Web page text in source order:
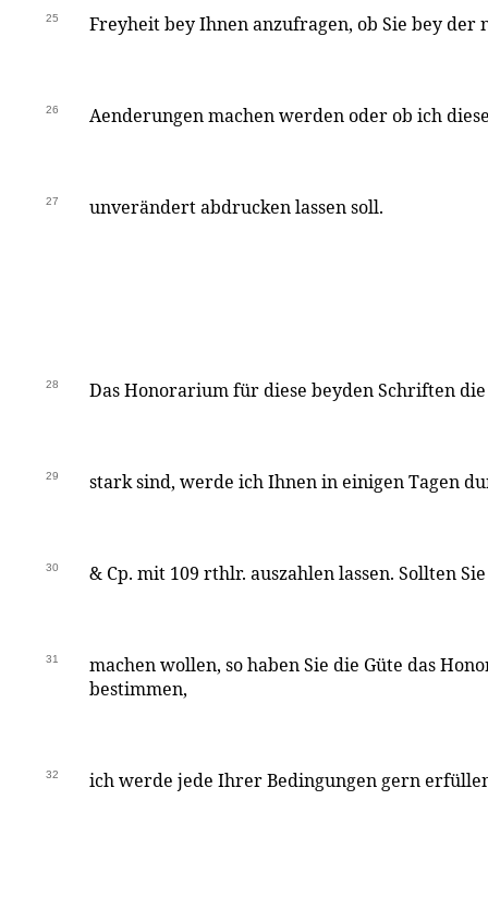
25 Freyheit bey Ihnen anzufragen, ob Sie bey der
26 Aenderungen machen werden oder ob ich
27 unverändert abdrucken lassen soll.
28 Das Honorarium für diese beyden Schriften die
29 stark sind, werde ich Ihnen in einigen Tagen
30 & Cp. mit 109 rthlr. auszahlen lassen. Sollten
31
machen wollen, so haben Sie die Güte das
bestimmen,
32 ich werde jede Ihrer Bedingungen gern